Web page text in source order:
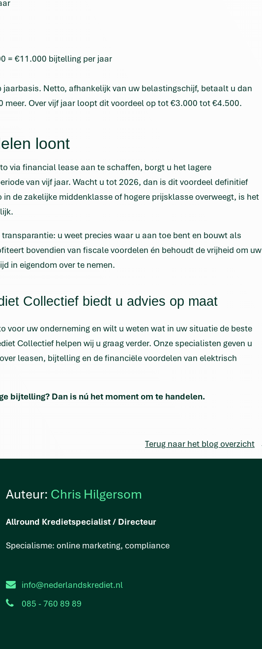
= €11.000 bijtelling per jaar
jaarbasis. Netto, afhankelijk van uw belastingschijf, betaalt u dan
meer. Over vijf jaar loopt dit voordeel op tot €3.000 tot €4.500.
loont
via financial lease aan te schaffen, borgt u het lagere
van vijf jaar. Wacht u tot 2026, dan is dit voordeel definitief
in de zakelijke middenklasse of hogere prijsklasse overweegt, is het
u weet precies waar u aan toe bent en bouwt als
bovendien van fiscale voordelen én behoudt de vrijheid om uw
in eigendom over te nemen.
Collectief biedt u advies op maat
voor uw onderneming en wilt u weten wat in uw situatie de beste
Collectief helpen wij u graag verder. Onze specialisten geven u
leasen, bijtelling en de financiële voordelen van elektrisch
bijtelling? Dan is nú het moment om te handelen.
Terug naar het blog overzicht
Auteur: Chris Hilgersom
Allround Kredietspecialist / Directeur
Specialisme: online marketing, compliance
info@nederlandskrediet.nl
085 - 760 89 89